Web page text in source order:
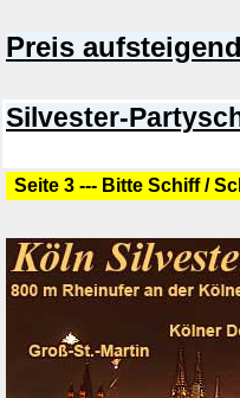
Preis aufsteigend
Silvester-
Seite 3 --- Bitte Schiff /